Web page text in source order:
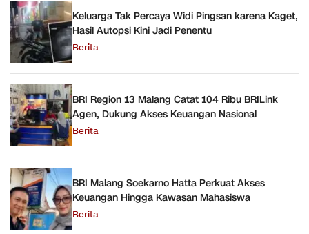
Keluarga Tak Percaya Widi Pingsan karena Kaget,
Hasil Autopsi Kini Jadi Penentu
Berita
BRI Region 13 Malang Catat 104 Ribu BRILink
Agen, Dukung Akses Keuangan Nasional
Berita
BRI Malang Soekarno Hatta Perkuat Akses
Keuangan Hingga Kawasan Mahasiswa
Berita